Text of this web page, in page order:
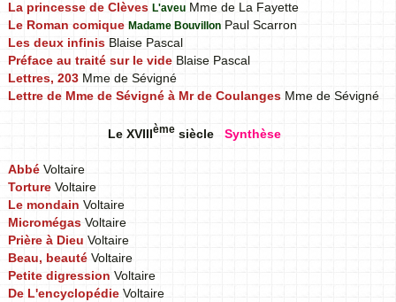
La princesse de Clèves L'aveu Mme de La Fayette
Le Roman comique Madame Bouvillon Paul Scarron
Les deux infinis Blaise Pascal
Préface au traité sur le vide Blaise Pascal
Lettres, 203 Mme de Sévigné
Lettre de Mme de Sévigné à Mr de Coulanges Mme de Sévigné
Le XVIIIèmesiècle Synthèse
Abbé Voltaire
Torture Voltaire
Le mondain Voltaire
Micromégas Voltaire
Prière à Dieu Voltaire
Beau, beauté Voltaire
Petite digression Voltaire
De L'encyclopédie Voltaire